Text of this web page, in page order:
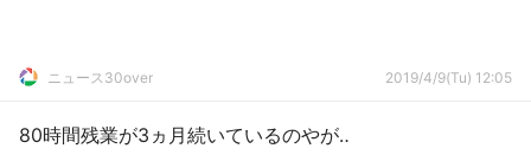
ニュース30over 2019/4/9(Tu) 12:05
80時間残業が3ヵ月続いているのやが‥